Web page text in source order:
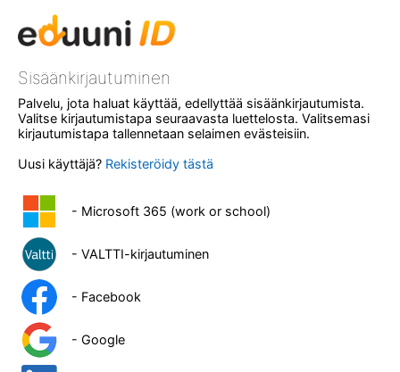
Sisäänkirjautuminen
Palvelu, jota haluat käyttää, edellyttää sisäänkirjautumista.
Valitse kirjautumistapa seuraavasta luettelosta. Valitsemasi
kirjautumistapa tallennetaan selaimen evästeisiin.
Uusi käyttäjä? Rekisteröidy tästä
- Microsoft 365 (work or school)
- VALTTI-kirjautuminen
- Facebook
- Google